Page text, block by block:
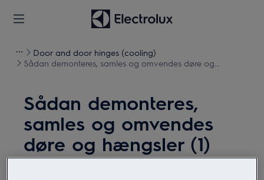
Door and door hinges (cooling)
Sådan demonteres, samles og omvendes døre og
Sådan demonteres,
samles og omvendes
døre og hængsler (1)